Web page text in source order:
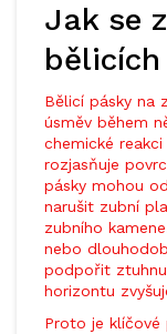
Jak se
Bělicí pásky na
úsměv během
chemické
rozjasňuje
pásky mohou
narušit zubní
zubního
nebo
podpořit
horizontu
Proto je klíčové